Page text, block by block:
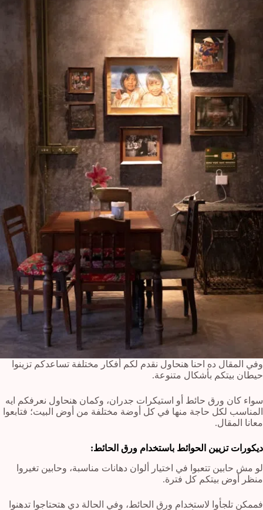
وفي المقال ده احنا هنحاول نقدم لكم أفكار مختلفة تساعدكم تزينوا
حيطان بيتكم بأشكال متنوعة.
سواء كان ورق حائط أو استيكرات جدران، وكمان هنحاول نعرفكم ايه
المناسب لكل حاجة منها في كل أوضة مختلفة من أوض البيت؛ فتابعوا
معانا المقال.
ديكورات تزيين الحوائط باستخدام ورق الحائط:
لو مش حابين تتعبوا في اختيار ألوان دهانات مناسبة، وحابين تغيروا
منظر أوض بيتكم كل فترة.
فممكن تلجأوا لاستخدام ورق الحائط، وفي الحالة دي هتحتاجوا تدهنوا